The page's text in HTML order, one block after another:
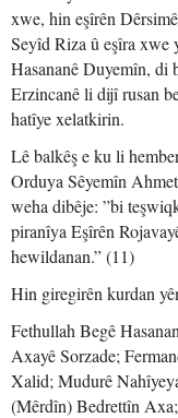
xwe, hin eşîrên
Seyîd Riza û eşîra xwe
Hasananê Duyemîn, di
Erzincanê li dijî rusan
hatîye xelatkirin.
Lê balkêş e ku li
Orduya Sêyemîn
weha dibêje: ”bi
piranîya Eşîrên
hewildanan.” (11)
Hin giregirên kurdan
Fethullah Begê
Axayê Sorzade;
Xalid; Mudurê
(Mêrdîn) Bedrettîn